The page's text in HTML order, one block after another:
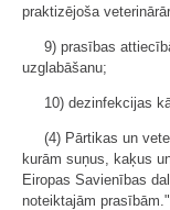
praktizējoša
9) prasības
uzglabāšanu;
10) dezinfekcijas
(4) Pārtikas un
kurām suņus, kaķus
Eiropas Savienības
noteiktajām prasībām."